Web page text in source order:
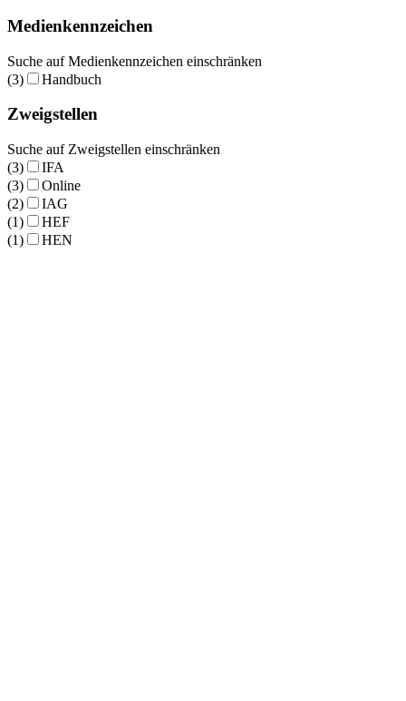
Medienkennzeichen
Suche auf Medienkennzeichen einschränken
(3)
Handbuch
Zweigstellen
Suche auf Zweigstellen einschränken
(3)
IFA
(3)
Online
(2)
IAG
(1)
HEF
(1)
HEN